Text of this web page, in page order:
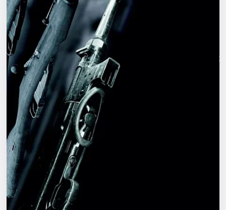
Экскурсии
Спорт
События
Города
Площадки
Артисты
Рейтинги